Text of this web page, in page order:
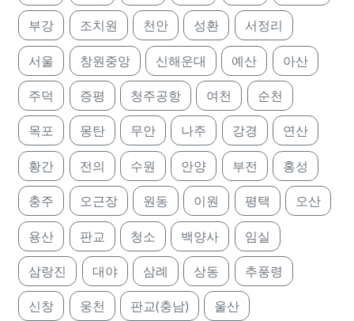
부강 조치원 천안 성환 서정리
서울 창원중앙 신해운대 예산 아산
주덕 증평 청주공항 여천 순천
목포 몽탄 무안 나주 강경 연산
황간 전의 수원 안양 부전 홍성
충주 오근장 원동 이원 평택 오산
용산 판교 청소 백양사 임실
삼랑진 대야 삼례 상동 추풍령
신창 웅천 판교(충남) 울산